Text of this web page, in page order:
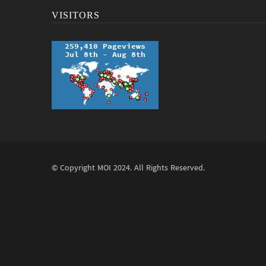
VISITORS
© Copyright MOI 2024. All Rights Reserved.